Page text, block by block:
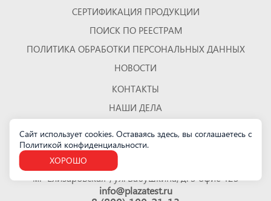
СЕРТИФИКАЦИЯ ПРОДУКЦИИ
ПОИСК ПО РЕЕСТРАМ
ПОЛИТИКА ОБРАБОТКИ ПЕРСОНАЛЬНЫХ ДАННЫХ
НОВОСТИ
КОНТАКТЫ
НАШИ ДЕЛА
КАРТА САЙТА
Санкт-Петербург
м. "Елизаровская", ул. Бабушкина, д. 3 офис 423
info@plazatest.ru
Сайт использует cookies. Оставаясь здесь, вы соглашаетесь с
Политикой конфиденциальности.
ХОРОШО